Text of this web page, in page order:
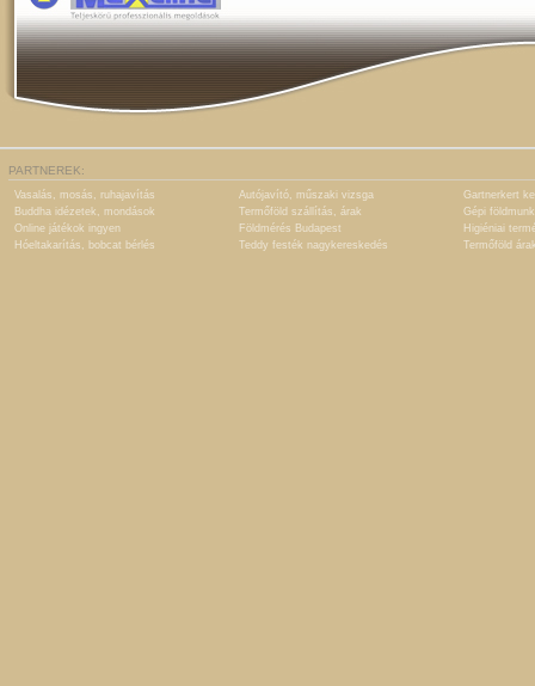
PARTNEREK:
Vasalás, mosás, ruhajavítás Autójavító, műszaki vizsga
Gartnerkert
Buddha idézetek, mondások
Termőföld szállítás, árak
Gépi
Online játékok ingyen
Földmérés Budapest
Higiéniai
Hóeltakarítás, bobcat bérlés
Teddy festék nagykereskedés Termőföld